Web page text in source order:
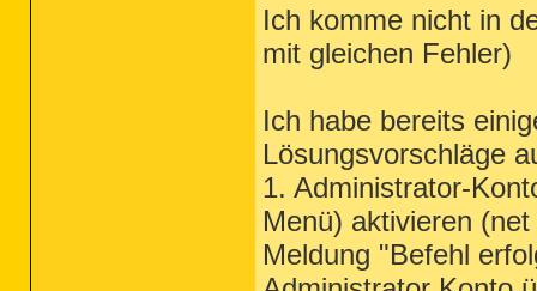
Ich komme nicht in
mit gleichen Fehler)
Ich habe bereits
Lösungsvorschläge
1. Administrator-
Menü) aktivieren
Meldung "Befehl